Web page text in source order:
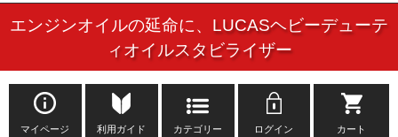
ご利用規約
個人情報保護方針
よくある質問
エンジンオイルの延命に、 LUCASヘビーデューテ
ィオイルスタビライザー
マイページ 利用ガイド カテゴリー ログイン カート